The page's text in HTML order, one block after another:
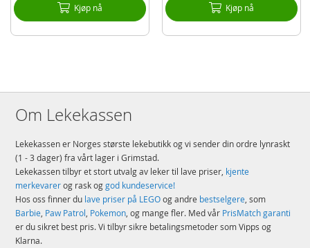
Kjøp nå Kjøp nå
Om Lekekassen
Lekekassen er Norges største lekebutikk og vi sender din ordre lynraskt
(1 - 3 dager) fra vårt lager i Grimstad.
Lekekassen tilbyr et stort utvalg av leker til lave priser, kjente
merkevarerog rask oggod kundeservice!
Hos oss finner du lave priser på LEGOog andre bestselgere, som
Barbie, Paw Patrol, Pokemon, og mange fler. Med vår PrisMatch garanti
er du sikret best pris. Vi tilbyr sikre betalingsmetoder som Vipps og
Klarna.